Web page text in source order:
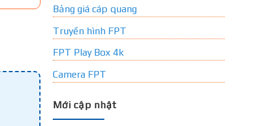
Bảng giá cáp quang
Truyền hình FPT
FPT Play Box 4k
Camera FPT
Mới cập nhật